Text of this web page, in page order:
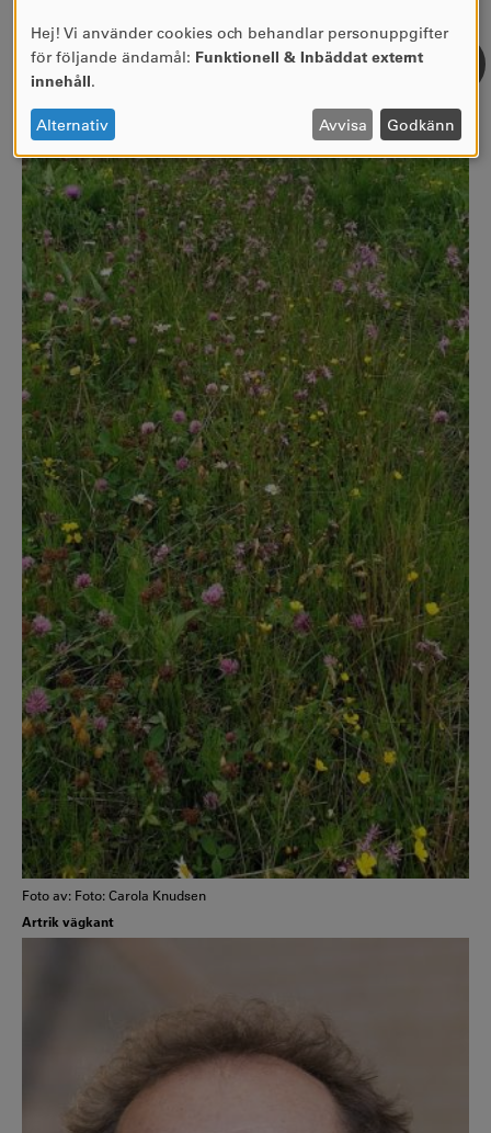
Foto av: Foto: Carola Knudsen
Artrik vägkant
ANVÄNDNING
AV
OCH
COOKIES
Hej! Vi använder cookies och behandlar personuppgifter
för följande ändamål: Funktionell & Inbäddat externt
innehåll.
Alternativ Avvisa Godkänn